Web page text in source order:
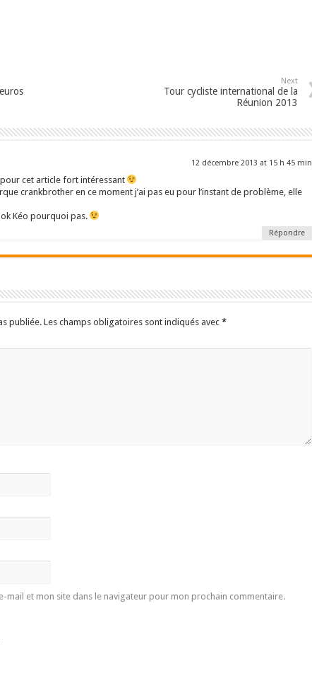
Next
Tour cycliste international de la
Réunion 2013
12 décembre 2013 at 15 h 45 min
cet article fort intéressant
crankbrother en ce moment j’ai pas eu pour l’instant de problème, elle
Kéo pourquoi pas.
Répondre
publiée. Les champs obligatoires sont indiqués avec *
mail et mon site dans le navigateur pour mon prochain commentaire.